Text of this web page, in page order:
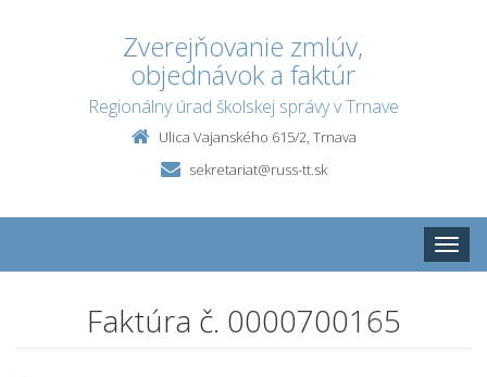
Zverejňovanie zmlúv,
objednávok a faktúr
Regionálny úrad školskej správy v Trnave
Ulica Vajanského 615/2, Trnava
sekretariat@russ-tt.sk
Toggle
Faktúra č. 0000700165